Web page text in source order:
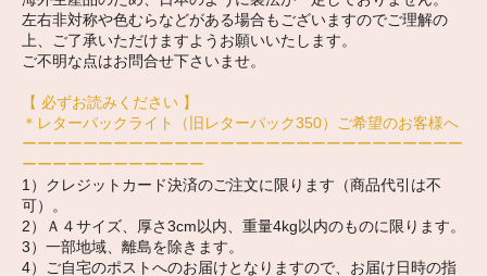
左右非対称や色むらなどがある場合もございますのでご理解の
上、ご了承いただけますようお願いいたします。
ご不明な点はお問合せ下さいませ。
【 必ずお読みください 】
＊レターパックライト（旧レターパック350）ご希望のお客様へ
ーーーーーーーーーーーーーーーーーーーーーーーーーーーーー
ーーーーーーーーーーーー
1）クレジットカード決済のご注文に限ります（商品代引は不
可）。
2）Ａ４サイズ、厚さ3cm以内、重量4kg以内のものに限ります。
3）一部地域、離島を除きます。
4）ご自宅のポストへのお届けとなりますので、お届け日時の指